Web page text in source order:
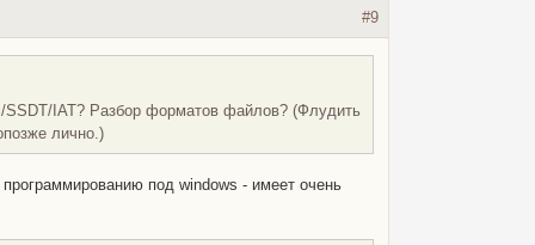
#9
IAT? Разбор форматов файлов? (Флудить
лично.)
под windows - имеет очень